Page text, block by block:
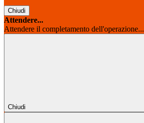
Chiudi
Attendere...
Attendere il completamento dell'operazione...
Chiudi